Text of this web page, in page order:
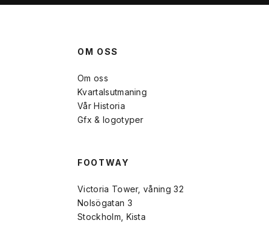
OM OSS
Om oss
Kvartalsutmaning
Vår Historia
Gfx & logotyper
FOOTWAY
Victoria Tower, våning 32
Nolsögatan 3
Stockholm, Kista